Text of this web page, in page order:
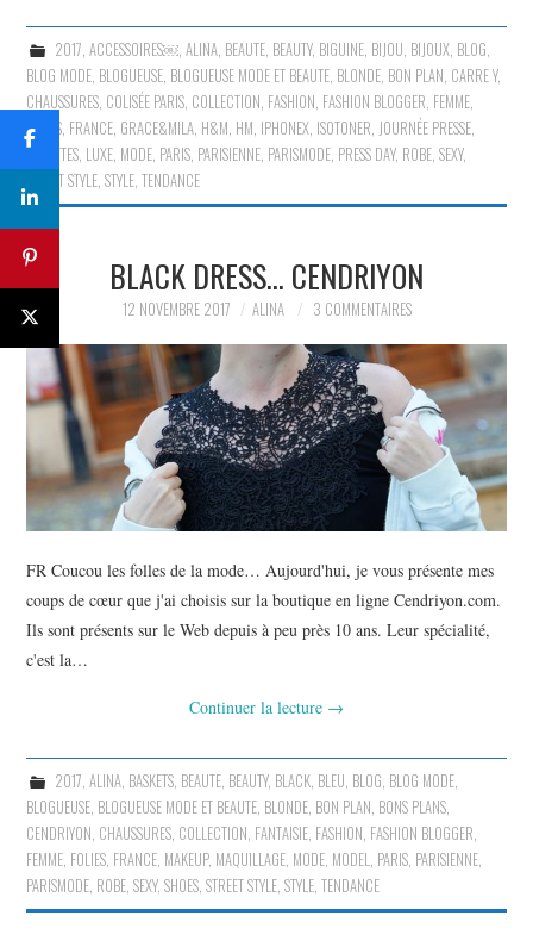
2017, ACCESSOIRES￼, ALINA, BEAUTE, BEAUTY, BIGUINE, BIJOU, BIJOUX, BLOG,
BLOG MODE, BLOGUEUSE, BLOGUEUSE MODE ET BEAUTE, BLONDE, BON PLAN, CARRE Y,
CHAUSSURES, COLISÉE PARIS, COLLECTION, FASHION, FASHION BLOGGER, FEMME,
FOLIES, FRANCE, GRACE&MILA, H&M, HM, IPHONEX, ISOTONER, JOURNÉE PRESSE,
LUNETTES, LUXE, MODE, PARIS, PARISIENNE, PARISMODE, PRESS DAY, ROBE,SEXY,
STREET STYLE,STYLE,TENDANCE
BLACK DRESS… CENDRIYON
12 NOVEMBRE 2017 ALINA 3 COMMENTAIRES
FR Coucou les folles de la mode… Aujourd'hui, je vous présente mes
coups de cœur que j'ai choisis sur la boutique en ligne Cendriyon.com.
Ils sont présents sur le Web depuis à peu près 10 ans. Leur spécialité,
c'est la…
Continuer la lecture →
2017, ALINA, BASKETS, BEAUTE, BEAUTY, BLACK, BLEU, BLOG, BLOG MODE,
BLOGUEUSE, BLOGUEUSE MODE ET BEAUTE, BLONDE, BON PLAN, BONS PLANS,
CENDRIYON, CHAUSSURES, COLLECTION, FANTAISIE, FASHION, FASHION BLOGGER,
FEMME, FOLIES, FRANCE, MAKEUP, MAQUILLAGE, MODE, MODEL, PARIS, PARISIENNE,
PARISMODE, ROBE,SEXY,SHOES,STREET STYLE,STYLE,TENDANCE